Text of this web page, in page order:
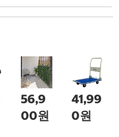
56,9
00원
41,99
0원